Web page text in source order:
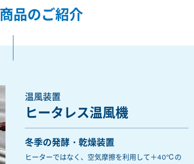
品のご紹介
温風装置
ヒータレス温風機
冬季の発酵・乾燥装置
ヒーターではなく、空気摩擦を利用して＋40℃の